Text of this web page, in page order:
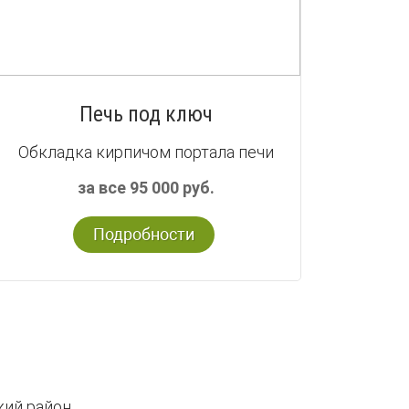
Печь под ключ
Обкладка кирпичом портала печи
за все 95 000 руб.
Подробности